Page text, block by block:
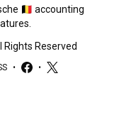
🇧🇪 accounting
Rights Reserved
• •